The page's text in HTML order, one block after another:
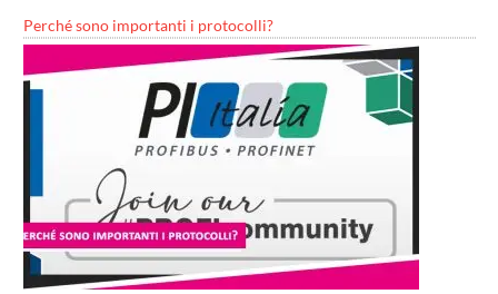
Perché sono importanti i protocolli?